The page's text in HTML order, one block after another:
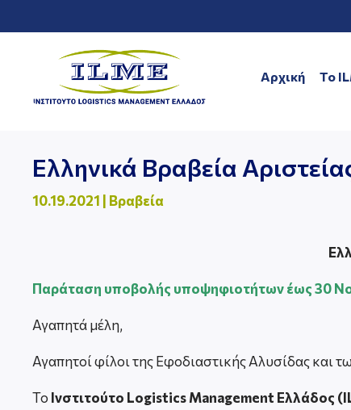
Αρχική To
Ελληνικά Βραβεία
10.19.2021 Βραβεία
Παράταση υποβολής υποψηφιοτήτων έως 30
Αγαπητά μέλη,
Αγαπητοί φίλοι της Εφοδιαστικής Αλυσίδας και
Το Ινστιτούτο LogisticsManagement Ελλάδος (